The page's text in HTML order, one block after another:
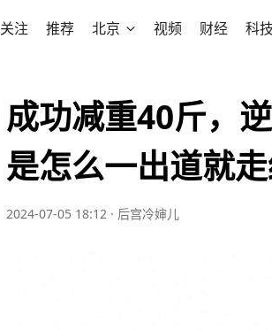
关注 推荐 北京 视频 财经 科技
成功减重40斤，
是怎么一出道就走
2024-07-05 18:12 · 后宫冷婶儿